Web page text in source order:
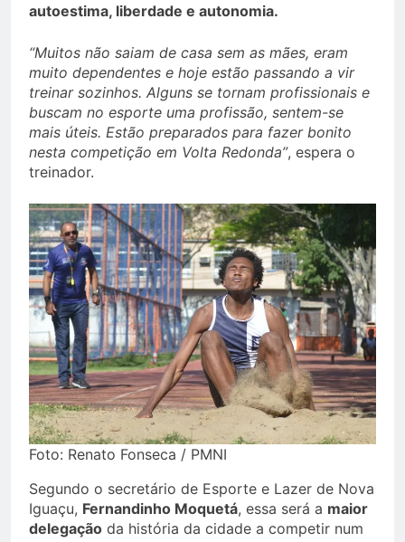
autoestima, liberdade e autonomia.
“Muitos não saiam de casa sem as mães, eram
muito dependentes e hoje estão passando a vir
treinar sozinhos. Alguns se tornam profissionais e
buscam no esporte uma profissão, sentem-se
mais úteis. Estão preparados para fazer bonito
nesta competição em Volta Redonda”, espera o
treinador.
Foto: Renato Fonseca / PMNI
Segundo o secretário de Esporte e Lazer de Nova
Iguaçu, Fernandinho Moquetá, essa será a maior
delegação da história da cidade a competir num